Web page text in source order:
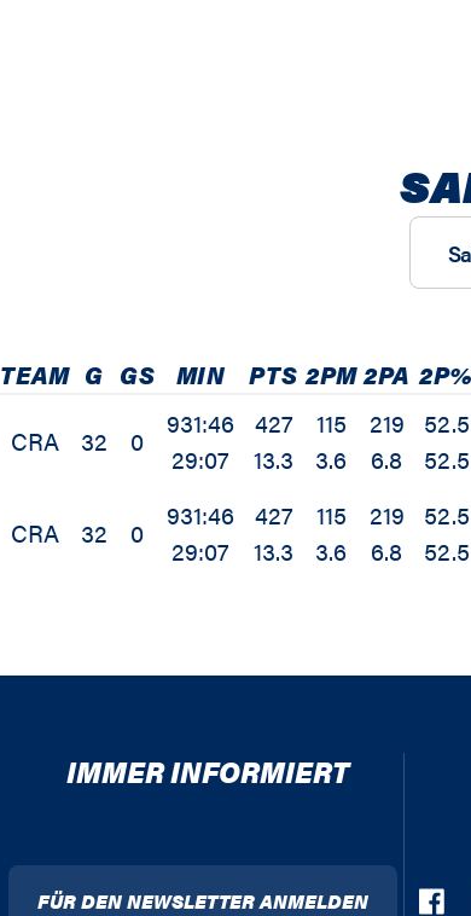
TEAM G GS MIN PTS 2PM2PA 2P%
CRA 32 0
931:46
29:07
427
13.3
115
3.6
219
6.8
52.5
52.5
CRA 32 0
931:46
29:07
427
13.3
115
3.6
219
6.8
52.5
52.5
IMMER INFORMIERT
FÜR DEN NEWSLETTER ANMELDEN